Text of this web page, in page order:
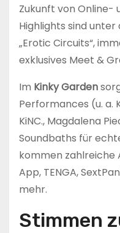
Zukunft von Online-
Highlights sind
„Erotic Circuits“,
exklusives Meet &
Im Kinky Garden
Performances (u. a.
KiNC., Magdalena
Soundbaths für
kommen zahlreiche
App, TENGA,
mehr.
Stimmen